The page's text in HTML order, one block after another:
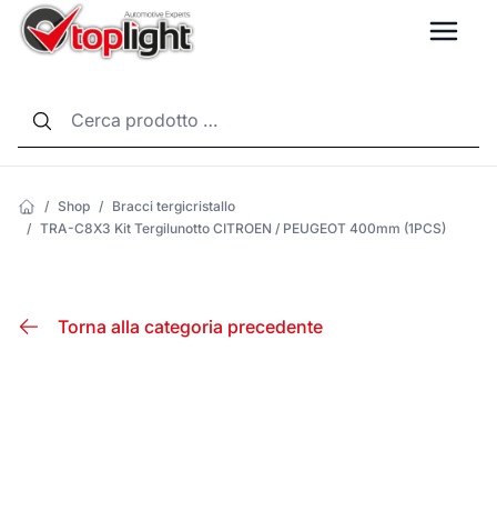
/ Shop / Bracci tergicristallo
/ TRA-C8X3 Kit Tergilunotto CITROEN / PEUGEOT 400mm (1PCS)
Torna alla categoria precedente